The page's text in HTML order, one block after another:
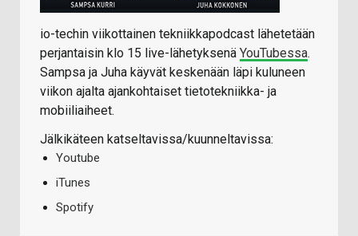
io-techin viikottainen tekniikkapodcast lähetetään
perjantaisin klo 15 live-lähetyksenä YouTubessa.
Sampsa ja Juha käyvät keskenään läpi kuluneen
viikon ajalta ajankohtaiset tietotekniikka- ja
mobiiliaiheet.
Jälkikäteen katseltavissa/kuunneltavissa:
Youtube
iTunes
Spotify